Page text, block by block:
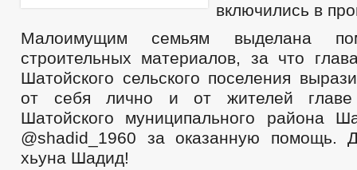
включились в
Малоимущим семьям выделана
строительных материалов, за что
Шатойского сельского поселения
от себя лично и от жителей главе
Шатойского муниципального района
@shadid_1960 за оказанную помощь.
хьуна Шадид!